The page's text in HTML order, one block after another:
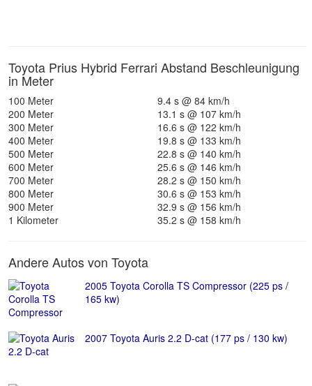
Toyota Prius Hybrid Ferrari Abstand Beschleunigung
in Meter
100 Meter
9.4 s @ 84 km/h
200 Meter
13.1 s @ 107 km/h
300 Meter
16.6 s @ 122 km/h
400 Meter
19.8 s @ 133 km/h
500 Meter
22.8 s @ 140 km/h
600 Meter
25.6 s @ 146 km/h
700 Meter
28.2 s @ 150 km/h
800 Meter
30.6 s @ 153 km/h
900 Meter
32.9 s @ 156 km/h
1 Kilometer
35.2 s @ 158 km/h
Andere Autos von Toyota
2005 Toyota Corolla TS Compressor (225 ps /
165 kw)
2007 Toyota Auris 2.2 D-cat (177 ps / 130 kw)